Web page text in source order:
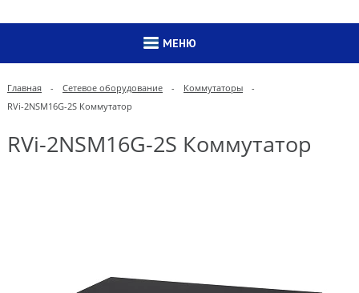
МЕНЮ
Главная - Сетевое оборудование - Коммутаторы
-
RVi-2NSM16G-2S Коммутатор
RVi-2NSM16G-2S Коммутатор